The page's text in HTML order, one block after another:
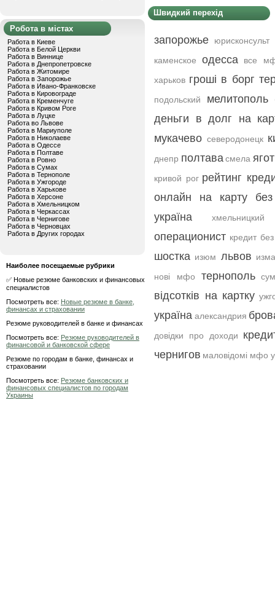
Робота в містах
Работа в Киеве
Работа в Белой Церкви
Работа в Виннице
Работа в Днепропетровске
Работа в Житомире
Работа в Запорожье
Работа в Ивано-Франковске
Работа в Кировограде
Работа в Кременчуге
Работа в Кривом Роге
Работа в Луцке
Работа во Львове
Работа в Мариуполе
Работа в Николаеве
Работа в Одессе
Работа в Полтаве
Работа в Ровно
Работа в Сумах
Работа в Тернополе
Работа в Ужгороде
Работа в Харькове
Работа в Херсоне
Работа в Хмельницком
Работа в Черкассах
Работа в Чернигове
Работа в Черновцах
Работа в Других городах
Наиболее посещаемые рубрики
✅ Новые резюме банковских и финансовых
специалистов
Посмотреть все: Новые резюме в банке,
финансах и страховании
Резюме руководителей в банке и финансах
Посмотреть все: Резюме руководителей в
финансовой и банковской сфере
Резюме по городам в банке, финансах и
страховании
Посмотреть все: Резюме банковских и
финансовых специалистов по городам
Украины
Швидкий перехід
запорожье юрисконсульт
каменское одесса
все
харьков гроші в борг
подольский мелитополь
деньги в долг на
мукачево северодонецк
днепр полтава смела
кривой рог рейтинг
онлайн на карту без
україна
хмельницкий
операционист кредит
шостка изюм львов
нові мфо
тернополь
відсотків на картку
україна александрия
довідки про доходи
чернигов маловідомі мфо